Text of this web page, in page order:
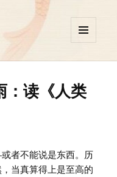
挂件
：读《人类
者不能说是东西。历
当真算得上是至高的